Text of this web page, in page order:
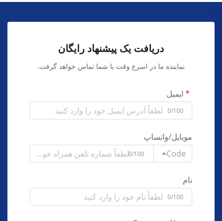
دریافت یک پیشنهاد رایگان
نماینده ما در اسرع وقت با شما تماس خواهد گرفت.
ایمیل
0/100
موبایل/واتساپ
Code
0/100
نام
0/100